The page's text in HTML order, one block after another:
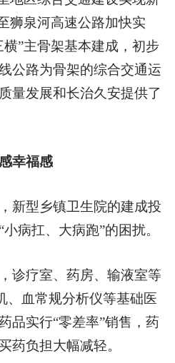
狮泉河高速公路加快实
”主骨架基本建成，初步
公路为骨架的综合交通运
量发展和长治久安提供了
幸福感
新型乡镇卫生院的建成投
病扛、大病跑”的困扰。
诊疗室、药房、输液室等
、血常规分析仪等基础医
品实行“零差率”销售，药
药负担大幅减轻。